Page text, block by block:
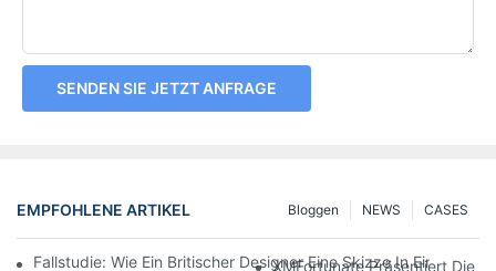
SENDEN SIE JETZT ANFRAGE
EMPFOHLENE ARTIKEL CASES
NEWS
Bloggen
Fallstudie: Wie Ein Britischer Designer Eine Skizze In Einen
XMFortunate Präsentiert Die